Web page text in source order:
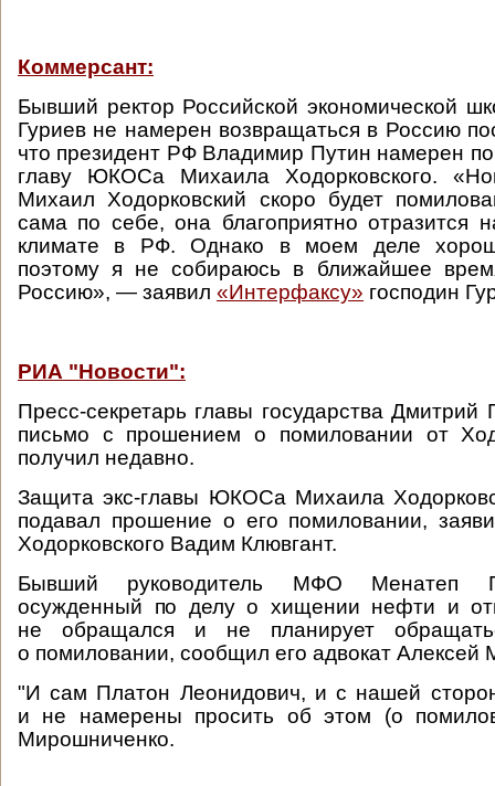
Коммерсант:
Бывший ректор Российской экономической
Гуриев не намерен возвращаться в Россию
что президент РФ Владимир Путин намерен
главу ЮКОСа Михаила Ходорковского.
Михаил Ходорковский скоро будет
сама по себе, она благоприятно отразится
климате в РФ. Однако в моем деле
поэтому я не собираюсь в ближайшее
Россию», — заявил «Интерфаксу» господин
РИА "Новости":
Пресс-секретарь главы государства Дмитрий
письмо с прошением о помиловании от
получил недавно.
Защита экс-главы ЮКОСа Михаила
подавал прошение о его помиловании,
Ходорковского Вадим Клювгант.
Бывший руководитель МФО Менатеп
осужденный по делу о хищении нефти и
не обращался и не планирует
о помиловании, сообщил его адвокат Алексей
"И сам Платон Леонидович, и с нашей
и не намерены просить об этом (о
Мирошниченко.